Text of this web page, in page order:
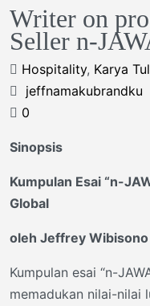
Writer on
Seller n-
Hospitality, Karya
jeffnamakubrandku
0
Sinopsis
Kumpulan Esai “n-
Global
oleh Jeffrey Wibisono
Kumpulan esai “n-
memadukan nilai-nilai